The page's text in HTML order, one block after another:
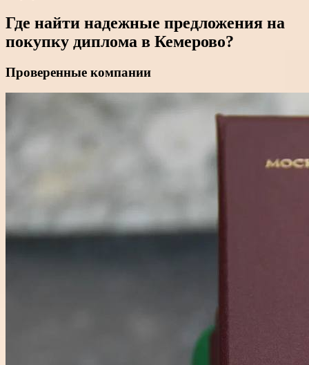
Где найти надежные предложения на
покупку диплома в Кемерово?
Проверенные компании